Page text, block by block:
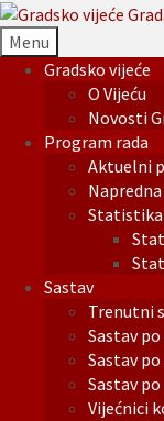
Menu
Gradsko vijeće
O Vijeću
Novosti
Program rada
Aktuelni
Sastav
Trenutni
Sastav
Sastav
Sastav
Vijećnici